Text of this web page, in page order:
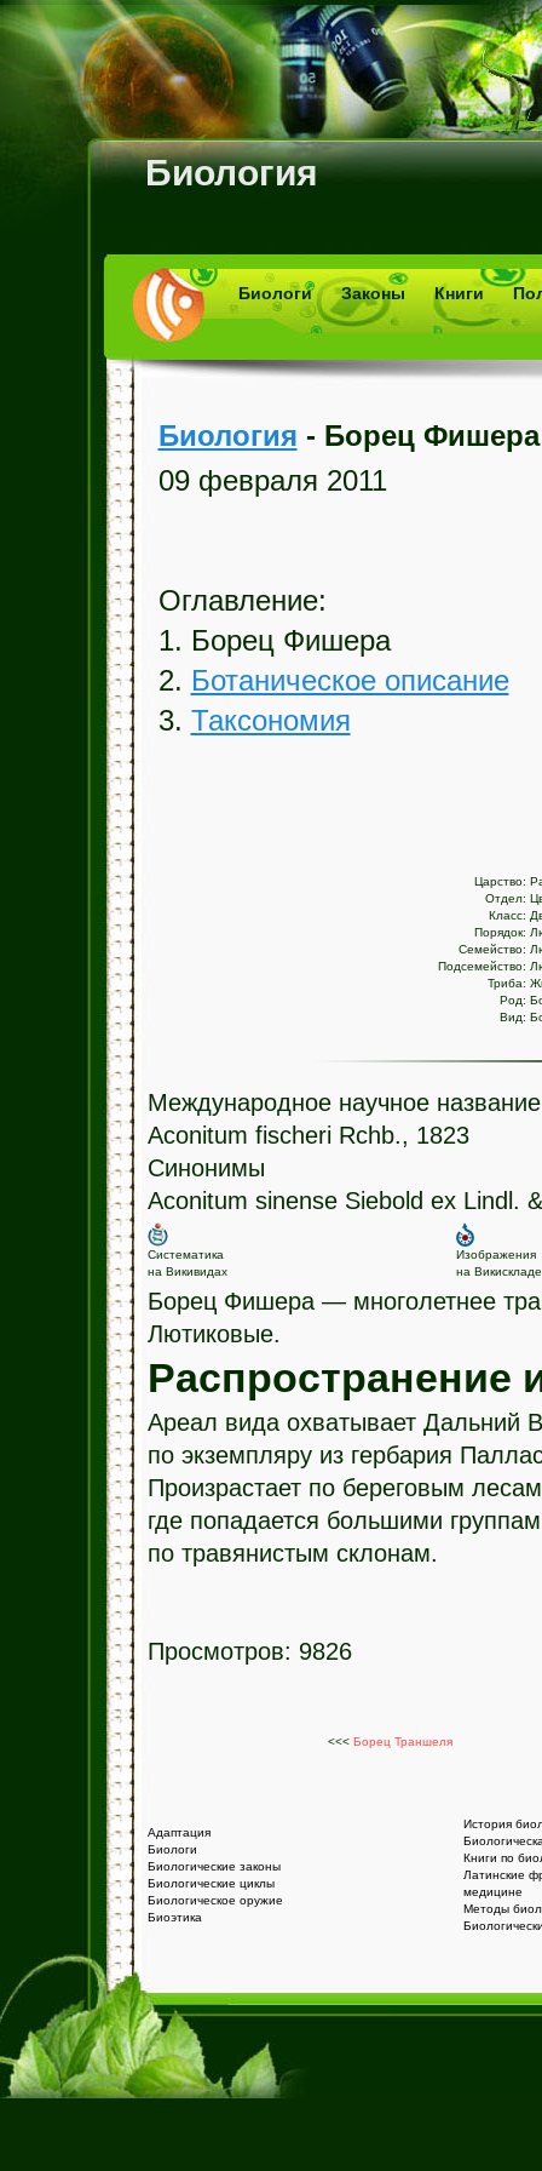
Биология
Биологи Законы Книги
Биология - Борец Фишера
09 февраля 2011
Оглавление:
1. Борец Фишера
2. Ботаническое описание
3. Таксономия
Царство:
Отдел:
Класс:
Порядок:
Семейство:
Подсемейство:
Триба:
Род:
Вид:
Международное научное название
Aconitum fischeri Rchb., 1823
Синонимы
Aconitum sinense Siebold ex Lindl.
Систематика
на Викивидах
Изображения
на Викискладе
Борец Фишера — многолетнее
Лютиковые.
Распространение
Ареал вида охватывает Дальний
по экземпляру из гербария
Произрастает по береговым
где попадается большими
по травянистым склонам.
Просмотров: 9826
<<< Борец Траншеля
Адаптация
Биологи
Биологические законы
Биологические циклы
Биологическое оружие
Биоэтика
История
Книги по
Латинские
медицине
Методы